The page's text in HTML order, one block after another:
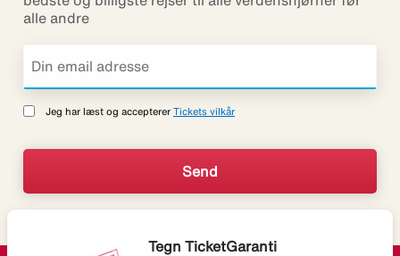
alle andre
Jeg har læst og accepterer Tickets vilkår
Tegn TicketGaranti